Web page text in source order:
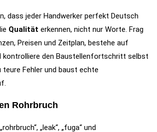
dass jeder Handwerker perfekt Deutsch
Qualität erkennen, nicht nur Worte. Frag
Preisen und Zeitplan, bestehe auf
kontrolliere den Baustellenfortschritt selbst
Fehler und baust echte
Rohrbruch
„leak“, „fuga“ und